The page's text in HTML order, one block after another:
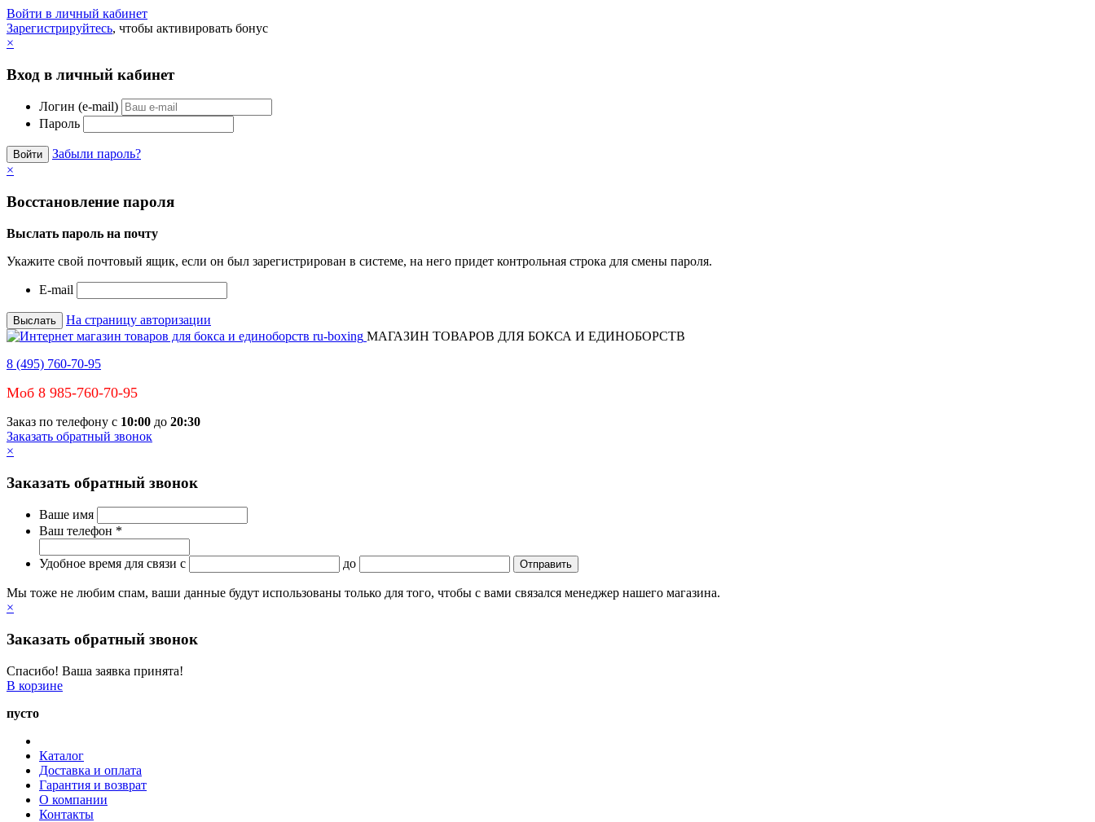
Войти в личный кабинет
Зарегистрируйтесь, чтобы активировать бонус
×
Вход в личный кабинет
Логин (e-mail)
Пароль
Забыли пароль?
×
Восстановление пароля
Выслать пароль на почту
Укажите свой почтовый ящик, если он был зарегистрирован в системе, на него придет контрольная строка для смены пароля.
E-mail
На страницу авторизации
МАГАЗИН ТОВАРОВ ДЛЯ БОКСА И ЕДИНОБОРСТВ
8 (495) 760-70-95
Моб 8 985-760-70-95
Заказ по телефону с 10:00 до 20:30
Заказать обратный звонок
×
Заказать обратный звонок
Ваше имя
Ваш телефон *
Удобное время для связи c до
Мы тоже не любим спам, ваши данные будут использованы только для того, чтобы с вами связался менеджер нашего магазина.
×
Заказать обратный звонок
Спасибо! Ваша заявка принята!
В корзине
пусто
Каталог
Доставка и оплата
Гарантия и возврат
О компании
Контакты